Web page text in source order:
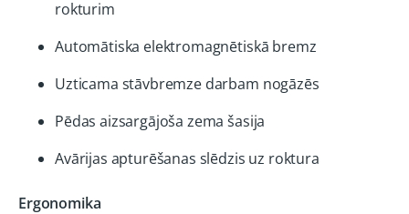
rokturim
Automātiska elektromagnētiskā bremz
Uzticama stāvbremze darbam nogāzēs
Pēdas aizsargājoša zema šasija
Avārijas apturēšanas slēdzis uz roktura
Ergonomika